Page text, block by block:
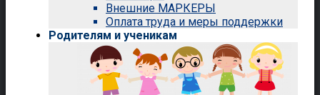
Внешние МАРКЕРЫ
Оплата труда и меры поддержки
Родителям и ученикам